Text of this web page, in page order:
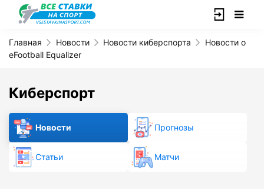
Главная Новости Новости киберспорта
Новости о
eFootball Equalizer
Киберспорт
Новости Прогнозы
Статьи Матчи